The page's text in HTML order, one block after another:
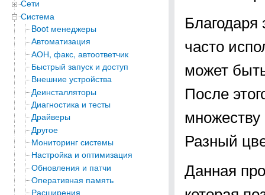
Сети
Система
Boot менеджеры
Автоматизация
АОН, факс, автоответчик
Быстрый запуск и доступ
Внешние устройства
Деинсталляторы
Диагностика и тесты
Драйверы
Другое
Мониторинг системы
Настройка и оптимизация
Обновления и патчи
Оперативная память
Расширения
часто
может
После
Разный
Данная